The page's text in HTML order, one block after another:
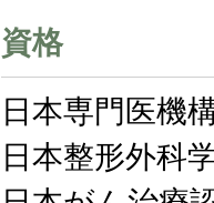
資格
日本専門医機
日本整形外科